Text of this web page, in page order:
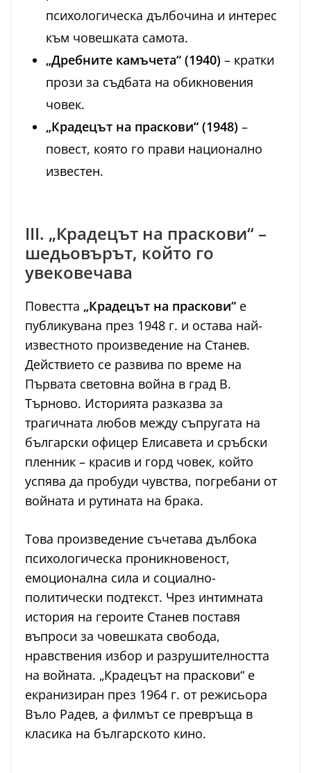
психологическа дълбочина и интерес
към човешката самота.
„Дребните камъчета“ (1940) – кратки
прози за съдбата на обикновения
човек.
„Крадецът на праскови“ (1948) –
повест, която го прави национално
известен.
III. „Крадецът на праскови“ –
шедьовърът, който го
увековечава
Повестта „Крадецът на праскови“ е
публикувана през 1948 г. и остава най-
известното произведение на Станев.
Действието се развива по време на
Първата световна война в град В.
Търново. Историята разказва за
трагичната любов между съпругата на
български офицер Елисавета и сръбски
пленник – красив и горд човек, който
успява да пробуди чувства, погребани от
войната и рутината на брака.
Това произведение съчетава дълбока
психологическа проникновеност,
емоционална сила и социално-
политически подтекст. Чрез интимната
история на героите Станев поставя
въпроси за човешката свобода,
нравствения избор и разрушителността
на войната. „Крадецът на праскови“ е
екранизиран през 1964 г. от режисьора
Въло Радев, а филмът се превръща в
класика на българското кино.